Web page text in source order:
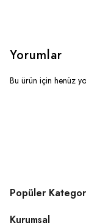
Yorumlar
Bu ürün için henüz
Popüler
Kurumsal